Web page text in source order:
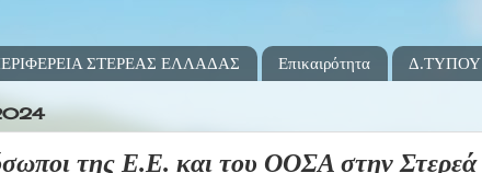
ΣΤΕΡΕΑΣ ΕΛΛΑΔΑΣ Επικαιρότητα Δ.ΤΥΠΟΥ
της Ε.Ε. και του ΟΟΣΑ στην Στερεά